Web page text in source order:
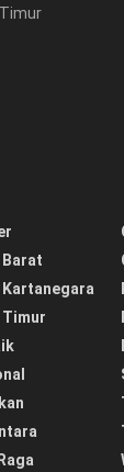
Barat
Kartanegara
Timur